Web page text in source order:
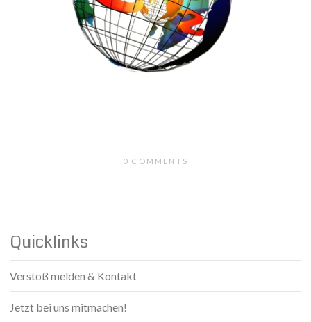
0 COMMENTS
Quicklinks
Verstoß melden & Kontakt
Jetzt bei uns mitmachen!